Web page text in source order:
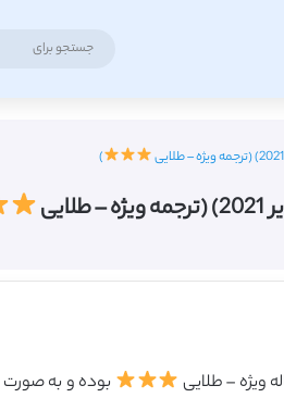
)
بوده و به صورت